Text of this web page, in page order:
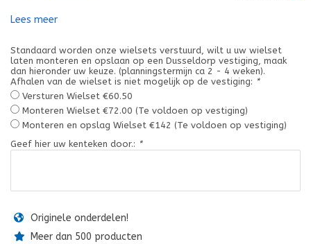
Lees meer
Standaard worden onze wielsets verstuurd, wilt u uw wielset
laten monteren en opslaan op een Dusseldorp vestiging, maak
dan hieronder uw keuze. (planningstermijn ca 2 - 4 weken).
Afhalen van de wielset is niet mogelijk op de vestiging: *
Versturen Wielset €60.50
Monteren Wielset €72.00 (Te voldoen op vestiging)
Monteren en opslag Wielset €142 (Te voldoen op vestiging)
Geef hier uw kenteken door.: *
Originele onderdelen!
Meer dan 500 producten